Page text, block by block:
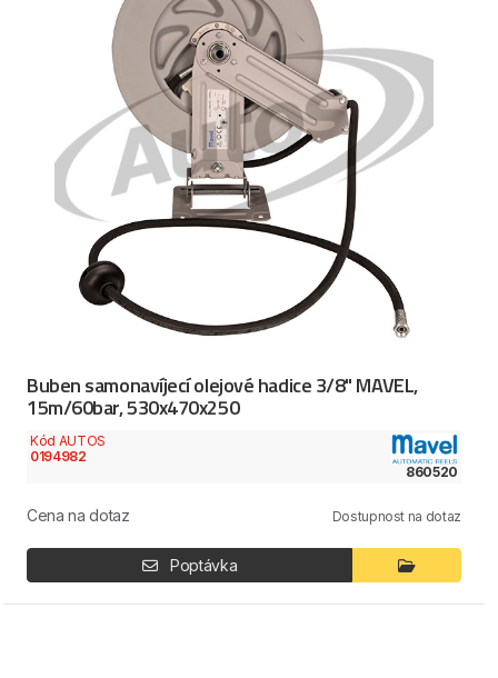
Buben samonavíjecí olejové hadice 3/8" MAVEL,
15m/60bar, 530x470x250
Kód AUTOS
0194982
860520
Cena na dotaz Dostupnost na dotaz
Poptávka